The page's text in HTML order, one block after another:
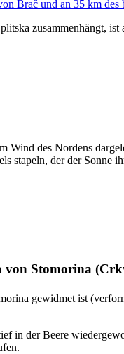
Brač und an 35 km des
zusammenhängt,
Wind des Nordens
stapeln, der der Sonne
von Stomorina (
gewidmet ist
in der Beere